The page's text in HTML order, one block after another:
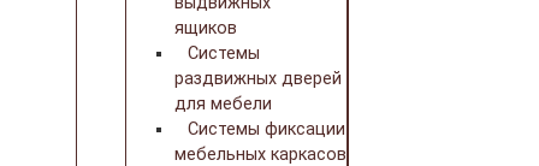
ящиков
Системы
раздвижных дверей
для мебели
Системы фиксации
мебельных каркасов